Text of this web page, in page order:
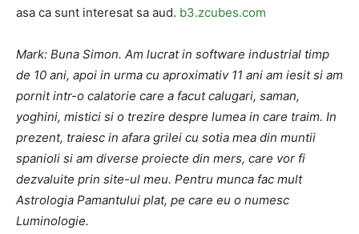
asa ca sunt interesat sa aud. b3.zcubes.com
Mark: Buna Simon. Am lucrat in software industrial timp
de 10 ani, apoi in urma cu aproximativ 11 ani am iesit si am
pornit intr-o calatorie care a facut calugari, saman,
yoghini, mistici si o trezire despre lumea in care traim. In
prezent, traiesc in afara grilei cu sotia mea din muntii
spanioli si am diverse proiecte din mers, care vor fi
dezvaluite prin site-ul meu. Pentru munca fac mult
Astrologia Pamantului plat, pe care eu o numesc
Luminologie.